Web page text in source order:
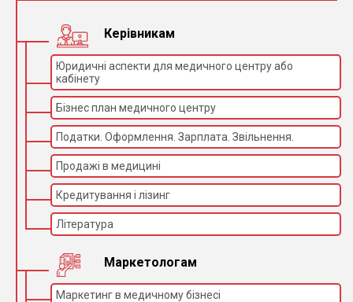
Керівникам
Юридичні аспекти для медичного центру або
кабінету
Бізнес план медичного центру
Податки. Оформлення. Зарплата. Звільнення.
Продажі в медицині
Кредитування і лізинг
Література
Маркетологам
Маркетинг в медичному бізнесі